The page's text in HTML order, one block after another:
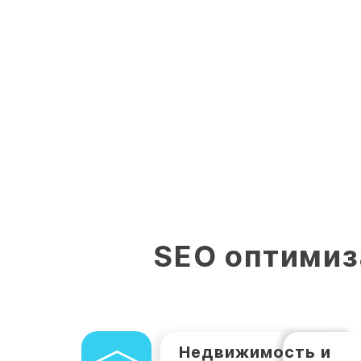
SEO
Недвижимость и